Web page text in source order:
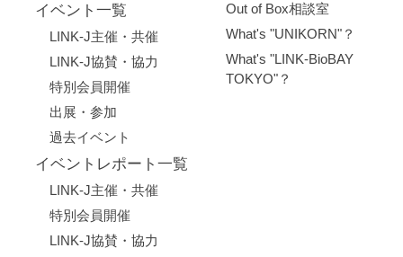
イベント一覧
LINK-J主催・共催
LINK-J協賛・協力
特別会員開催
出展・参加
過去イベント
イベントレポート一覧
LINK-J主催・共催
特別会員開催
LINK-J協賛・協力
Out of Box相談室
What's "UNIKORN"？
What's "LINK-BioBAY
TOKYO"？